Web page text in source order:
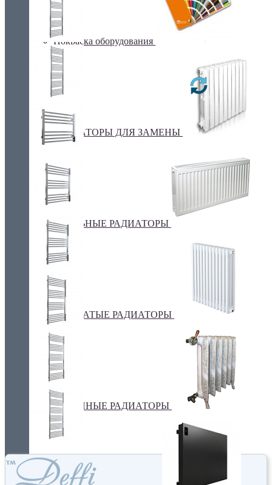
Покраска оборудования
РАДИАТОРЫ ДЛЯ ЗАМЕНЫ
СТАЛЬНЫЕ РАДИАТОРЫ
ТРУБЧАТЫЕ РАДИАТОРЫ
ЧУГУННЫЕ РАДИАТОРЫ